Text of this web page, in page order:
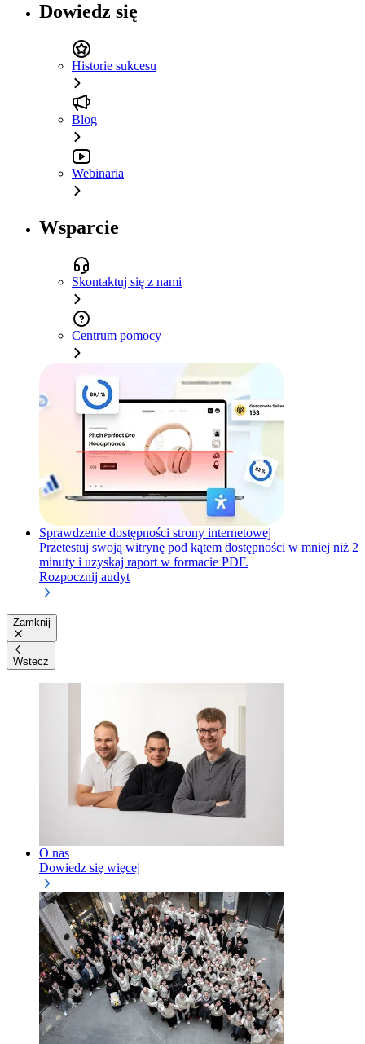
Dowiedz się
Historie sukcesu
Blog
Webinaria
Wsparcie
Skontaktuj się z nami
Centrum pomocy
Sprawdzenie dostępności strony internetowej
Przetestuj swoją witrynę pod kątem dostępności w mniej niż 2
minuty i uzyskaj raport w formacie PDF.
Rozpocznij audyt
Zamknij
Wstecz
O nas
Dowiedz się więcej